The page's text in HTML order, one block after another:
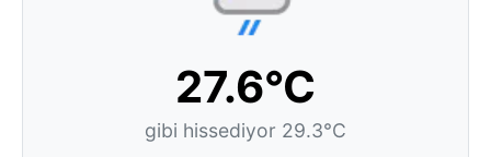
27.6°C
gibi hissediyor 29.3°C